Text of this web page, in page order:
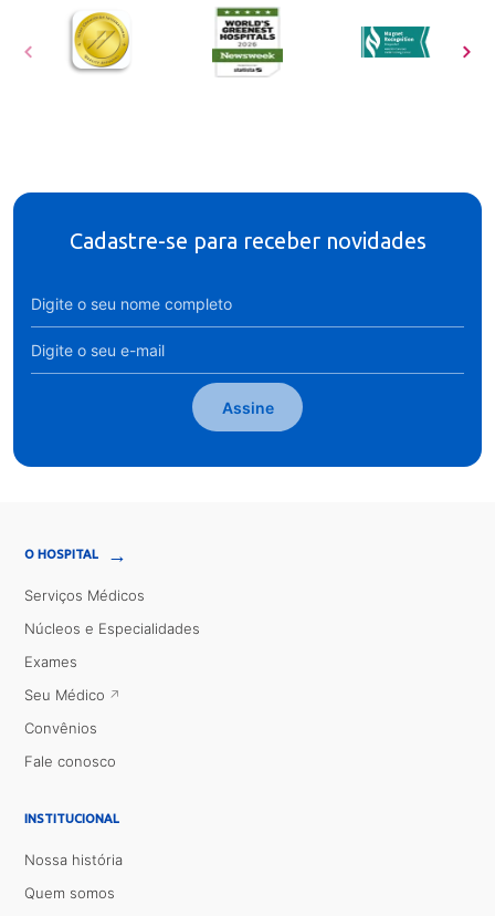
Cadastre-se para receber novidades
Assine
O HOSPITAL →
Serviços Médicos
Núcleos e Especialidades
Exames
Seu Médico
Convênios
Fale conosco
INSTITUCIONAL
Nossa história
Quem somos